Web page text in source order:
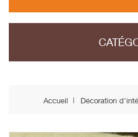
Accueil Décoration